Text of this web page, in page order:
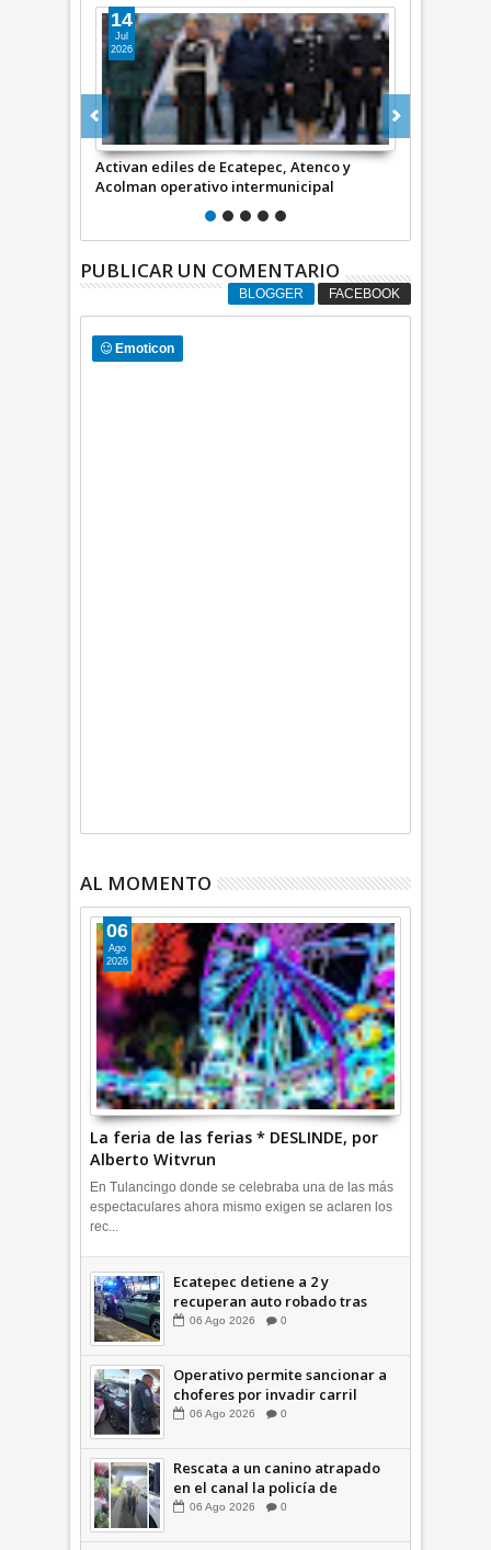
Atenco y
intermunicipal
Acuerdan Ecatepec, Acolman y Atenco
sumar esfuerzos en seguridad
08
Jul
2026
PUBLICAR UN COMENTARIO
BLOGGER FACEBOOK
Emoticon
AL MOMENTO
La feria de las ferias * DESLINDE, por
Alberto Witvrun
06
Ago
2026
En Tulancingo donde se celebraba una de las más
espectaculares ahora mismo exigen se aclaren los
rec...
Ecatepec detiene a 2 y
recuperan auto robado tras
operativo con Tecámac +Video
06 Ago 2026 0
Operativo permite sancionar a
choferes por invadir carril
confinado: Ecatepec +Video |
06 Ago 2026 0
Rescata a un canino atrapado
en el canal la policía de
Ecatepec INFORMATIVA
06 Ago 2026 0